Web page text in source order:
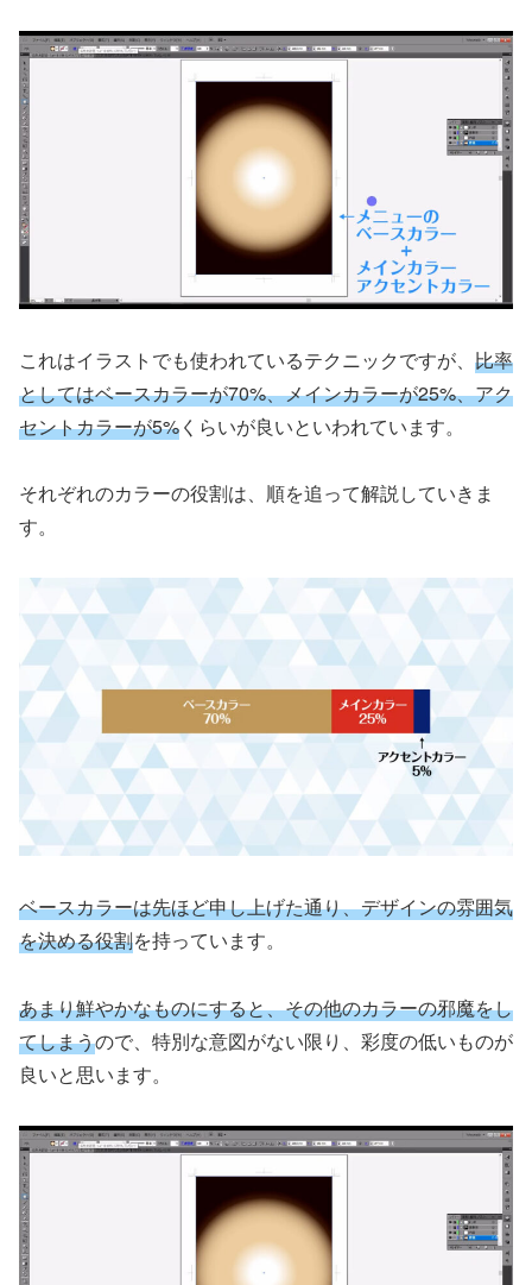
これはイラストでも使われているテクニックですが、 比率
としてはベースカラーが70%、メインカラーが25%、アク
セントカラーが5%くらいが良いといわれています。
それぞれのカラーの役割は、順を追って解説していきま
す。
ベースカラーは先ほど申し上げた通り、デザインの雰囲気
を決める役割を持っています。
あまり鮮やかなものにすると、その他のカラーの邪魔をし
てしまうので、特別な意図がない限り、彩度の低いものが
良いと思います。